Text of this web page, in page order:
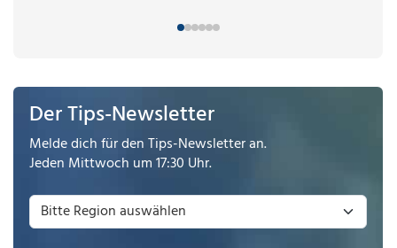
Der Tips-Newsletter
Melde dich für den Tips-Newsletter an.
Jeden Mittwoch um 17:30 Uhr.